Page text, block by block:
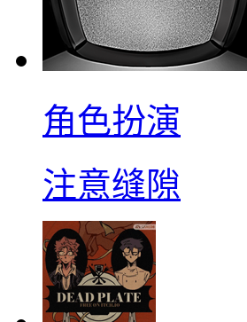
角色扮演
注意缝隙